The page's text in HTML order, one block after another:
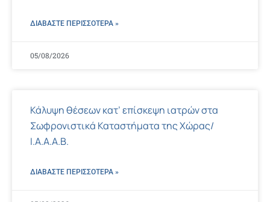
ΔΙΑΒΑΣΤΕ ΠΕΡΙΣΣΌΤΕΡΑ »
05/08/2026
Κάλυψη θέσεων κατ’ επίσκεψη ιατρών στα
Σωφρονιστικά Καταστήματα της Χώρας/
Ι.Α.Α.Α.Β.
ΔΙΑΒΑΣΤΕ ΠΕΡΙΣΣΌΤΕΡΑ »